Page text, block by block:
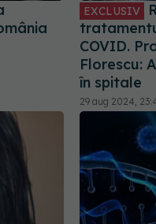
EXCLUSIV
COVID.
Florescu:
în spitale
29 aug 2024,